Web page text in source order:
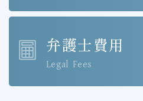
弁護士費用
Legal Fees